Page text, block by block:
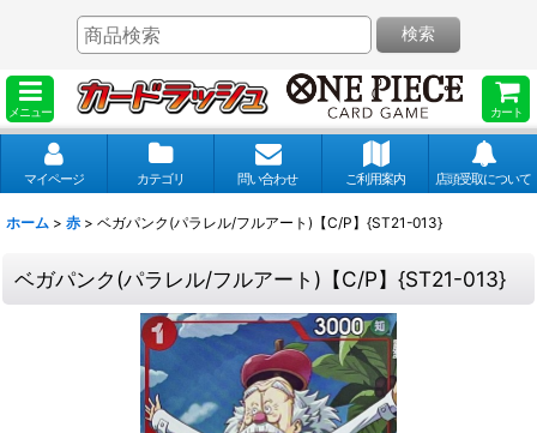
メニュー カート
検索
マイページ カテゴリ 問い合わせ ご利用案内 店頭受取について
ホーム > 赤 > ベガパンク(パラレル/フルアート)【C/P】{ST21-013}
ベガパンク(パラレル/フルアート)【C/P】{ST21-013}